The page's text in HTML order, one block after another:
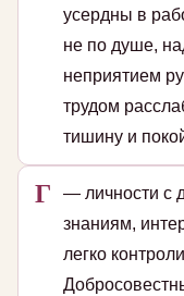
усердны в
не по душе,
неприятием
трудом
тишину и
Г
— личности с
знаниям,
легко